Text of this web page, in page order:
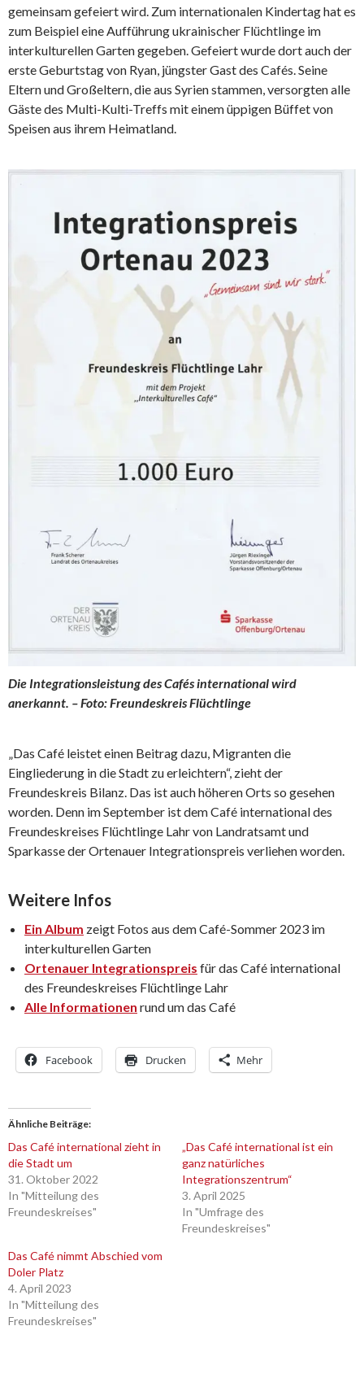
gemeinsam gefeiert wird. Zum internationalen Kindertag hat es
zum Beispiel eine Aufführung ukrainischer Flüchtlinge im
interkulturellen Garten gegeben. Gefeiert wurde dort auch der
erste Geburtstag von Ryan, jüngster Gast des Cafés. Seine
Eltern und Großeltern, die aus Syrien stammen, versorgten alle
Gäste des Multi-Kulti-Treffs mit einem üppigen Büffet von
Speisen aus ihrem Heimatland.
Die Integrationsleistung des Cafés international wird
anerkannt. – Foto: Freundeskreis Flüchtlinge
„Das Café leistet einen Beitrag dazu, Migranten die
Eingliederung in die Stadt zu erleichtern“, zieht der
Freundeskreis Bilanz. Das ist auch höheren Orts so gesehen
worden. Denn im September ist dem Café international des
Freundeskreises Flüchtlinge Lahr von Landratsamt und
Sparkasse der Ortenauer Integrationspreis verliehen worden.
Weitere Infos
Ein Album zeigt Fotos aus dem Café-Sommer 2023 im
interkulturellen Garten
Ortenauer Integrationspreis für das Café international
des Freundeskreises Flüchtlinge Lahr
Alle Informationen rund um das Café
Facebook Drucken Mehr
Ähnliche Beiträge
Das Café international zieht in
die Stadt um
31. Oktober 2022
In "Mitteilung des
Freundeskreises"
„Das Café international ist ein
ganz natürliches
Integrationszentrum“
3. April 2025
In "Umfrage des
Freundeskreises"
Das Café nimmt Abschied vom
Doler Platz
4. April 2023
In "Mitteilung des
Freundeskreises"